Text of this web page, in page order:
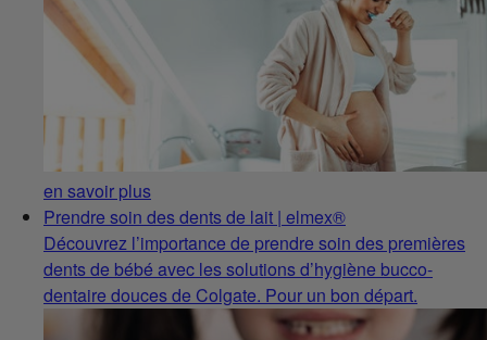
en savoir plus
Prendre soin des dents de lait | elmex®
Découvrez l’importance de prendre soin des premières
dents de bébé avec les solutions d’hygiène bucco-
dentaire douces de Colgate. Pour un bon départ.